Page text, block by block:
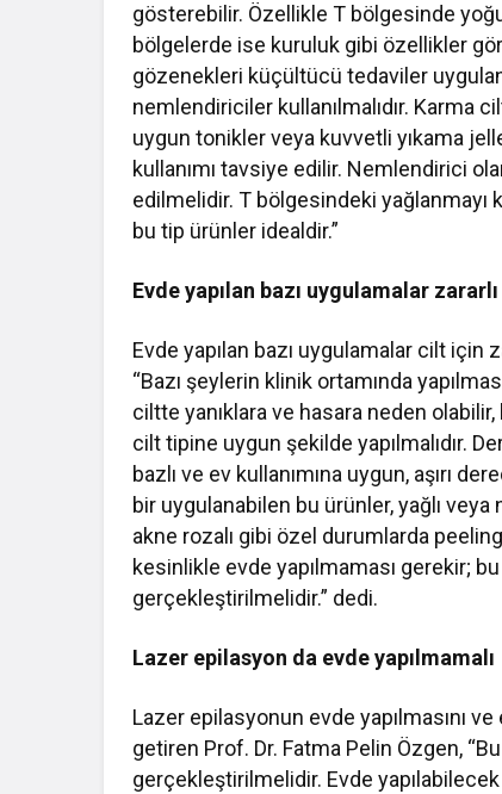
gösterebilir. Özellikle T bölgesinde
bölgelerde ise kuruluk gibi özellikler
gözenekleri küçültücü tedaviler
nemlendiriciler kullanılmalıdır. Karma
uygun tonikler veya kuvvetli yıkama
kullanımı tavsiye edilir. Nemlendirici
edilmelidir. T bölgesindeki
bu tip ürünler idealdir.”
Evde yapılan bazı uygulamalar zararlı
Evde yapılan bazı uygulamalar cilt için
“Bazı şeylerin klinik ortamında
ciltte yanıklara ve hasara neden
cilt tipine uygun şekilde yapılmalıdır.
bazlı ve ev kullanımına uygun, aşırı
bir uygulanabilen bu ürünler, yağlı
akne rozalı gibi özel durumlarda
kesinlikle evde yapılmaması gerekir;
gerçekleştirilmelidir.” dedi.
Lazer epilasyon da evde yapılmamalı
Lazer epilasyonun evde yapılmasını
getiren Prof. Dr. Fatma Pelin Özgen,
gerçekleştirilmelidir. Evde